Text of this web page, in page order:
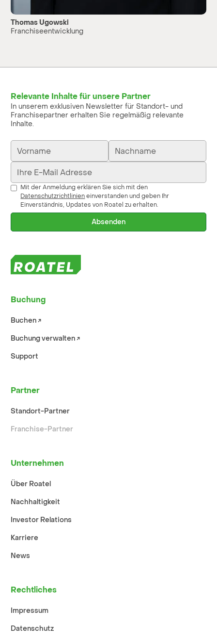
Thomas Ugowski
Franchiseentwicklung
Relevante Inhalte für unsere Partner
In unserem exklusiven Newsletter für Standort- und
Franchisepartner erhalten Sie regelmäßig relevante
Inhalte.
Mit der Anmeldung erklären Sie sich mit den
Datenschutzrichtlinieneinverstanden und geben Ihr
Einverständnis, Updates von Roatel zu erhalten.
Buchung
Buchen ↗︎
Buchung verwalten ↗︎
Support
Partner
Standort-Partner
Franchise-Partner
Unternehmen
Über Roatel
Nachhaltigkeit
Investor Relations
Karriere
News
Rechtliches
Impressum
Datenschutz